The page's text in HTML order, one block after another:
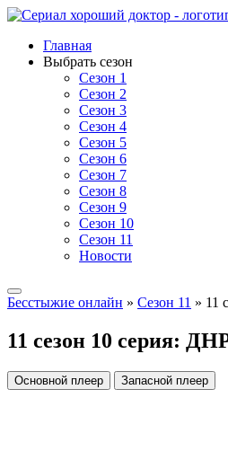
Главная
Выбрать сезон
Сезон 1
Сезон 2
Сезон 3
Сезон 4
Сезон 5
Сезон 6
Сезон 7
Сезон 8
Сезон 9
Сезон 10
Сезон 11
Новости
Бесстыжие онлайн » Сезон 11 » 11
11 сезон 10 серия:
Основной плеер Запасной плеер